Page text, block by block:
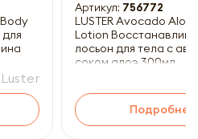
Luster
Артикул: 756772
LUSTER Avocado Aloe
Lotion
лосьон для тела с
соком алоэ 300мл
Подробнее